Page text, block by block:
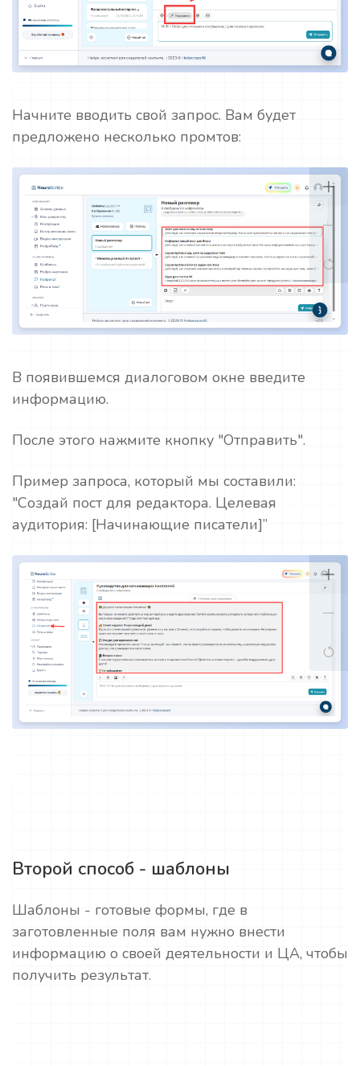
Начните вводить свой запрос. Вам будет
предложено несколько промтов:
В появившемся диалоговом окне введите
информацию.
После этого нажмите кнопку "Отправить".
Пример запроса, который мы составили:
"Создай пост для редактора. Целевая
аудитория: [Начинающие писатели]”
Второй способ - шаблоны
Шаблоны - готовые формы, где в
заготовленные поля вам нужно внести
информацию о своей деятельности и ЦА, чтобы
получить результат.